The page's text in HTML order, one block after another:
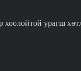
урагш